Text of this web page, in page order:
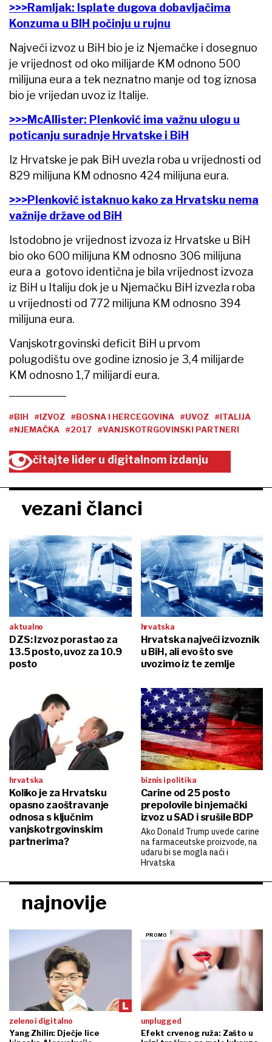
>>>Ramljak: Isplate dugova dobavljačima
Konzuma u BIH počinju u rujnu
Najveći izvoz u BiH bio je iz Njemačke i dosegnuo
je vrijednost od oko milijarde KM odnono 500
milijuna eura a tek neznatno manje od tog iznosa
bio je vrijedan uvoz iz Italije.
>>>McAllister: Plenković ima važnu ulogu u
poticanju suradnje Hrvatske i BiH
Iz Hrvatske je pak BiH uvezla roba u vrijednosti od
829 milijuna KM odnosno 424 milijuna eura.
>>>Plenković istaknuo kako za Hrvatsku nema
važnije države od BiH
Istodobno je vrijednost izvoza iz Hrvatske u BiH
bio oko 600 milijuna KM odnosno 306 milijuna
eura a gotovo identična je bila vrijednost izvoza
iz BiH u Italiju dok je u Njemačku BiH izvezla roba
u vrijednosti od 772 milijuna KM odnosno 394
milijuna eura.
Vanjskotrgovinski deficit BiH u prvom
polugodištu ove godine iznosio je 3,4 milijarde
KM odnosno 1,7 milijardi eura.
#BIH #IZVOZ #BOSNA I HERCEGOVINA #UVOZ
#ITALIJA
#NJEMAČKA
#2017 #VANJSKOTRGOVINSKI PARTNERI
čitajte lider u digitalnom izdanju
vezani članci
aktualno
DZS: Izvoz porastao za
13.5 posto, uvoz za 10.9
posto
hrvatska
Hrvatska najveći izvoznik
u BiH, ali evo što sve
uvozimo iz te zemlje
hrvatska
Koliko je za Hrvatsku
opasno zaoštravanje
odnosa s ključnim
vanjskotrgovinskim
partnerima?
biznis i politika
Carine od 25 posto
prepolovile bi njemački
izvoz u SAD i srušile BDP
Ako Donald Trump uvede carine
na farmaceutske proizvode, na
udaru bi se mogla naći i
Hrvatska
najnovije
zeleno i digitalno
Yang Zhilin: Dječje lice
unplugged
Efekt crvenog ruža: Zašto u